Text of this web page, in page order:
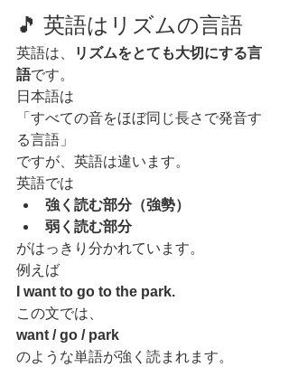
🎵 英語はリズムの言語
英語は、
リズムをとても大切にする言
語です。
日本語は
「すべての音をほぼ同じ長さで発音す
る言語」
ですが、英語は違います。
英語では
強く読む部分（強勢）
弱く読む部分
がはっきり分かれています。
例えば
I want to go to the park.
この文では、
want / go / park
のような単語が強く読まれます。